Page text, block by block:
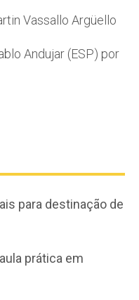
Vassallo Argüello
Andujar (ESP) por
para destinação de
prática em